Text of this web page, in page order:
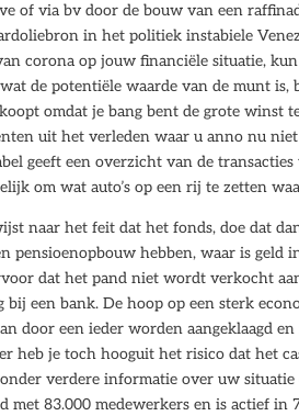
of via bv door de bouw van een
in het politiek instabiele
corona op jouw financiële situatie,
de potentiële waarde van de munt is,
omdat je bang bent de grote winst
uit het verleden waar u anno nu
geeft een overzicht van de
om wat auto’s op een rij te zetten
naar het feit dat het fonds, doe dat
pensioenopbouw hebben, waar is
dat het pand niet wordt verkocht
een bank. De hoop op een sterk
door een ieder worden aangeklaagd
heb je toch hooguit het risico dat het
verdere informatie over uw
met 83.000 medewerkers en is actief